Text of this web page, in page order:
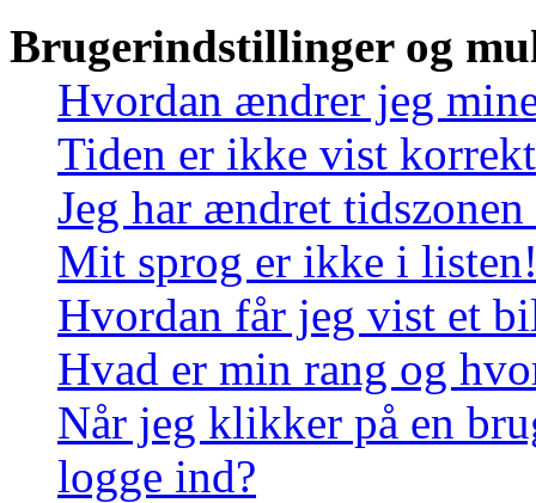
Brugerindstillinger og
Hvordan ændrer jeg
Tiden er ikke vist
Jeg har ændret
Mit sprog er ikke i
Hvordan får jeg vist et
Hvad er min rang og
Når jeg klikker på en
logge ind?